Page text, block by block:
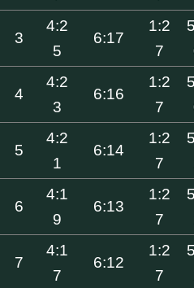
3
4:2
5
6:17
1:2
7
4
4:2
3
6:16
1:2
7
5
4:2
1
6:14
1:2
7
6
4:1
9
6:13
1:2
7
7
4:1
7
6:12
1:2
7